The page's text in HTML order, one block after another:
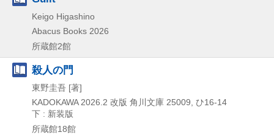
Keigo Higashino
Abacus Books 2026
所蔵館2館
殺人の門
東野圭吾 [著]
KADOKAWA 2026.2 改版 角川文庫 25009, ひ16-14
下 : 新装版
所蔵館18館